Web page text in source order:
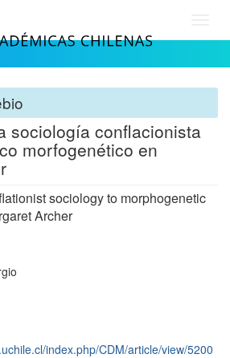
sociología conflacionista
morfogenético en
sociology to morphogenetic
Archer
index.php/CDM/article/view/5200